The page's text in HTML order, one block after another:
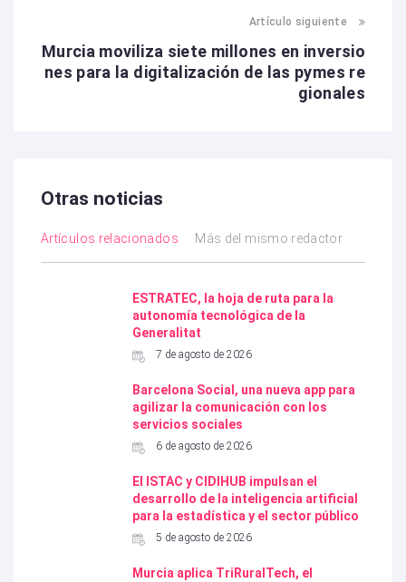
n
a
t
i
o
Artículo siguiente
Murcia moviliza siete millones en inversio
nes para la digitalización de las pymes re
gionales
Otras noticias
Artículos relacionados Más del mismo redactor
ESTRATEC, la hoja de ruta para la
autonomía tecnológica de la
Generalitat
7 de agosto de 2026
Barcelona Social, una nueva app para
agilizar la comunicación con los
servicios sociales
6 de agosto de 2026
El ISTAC y CIDIHUB impulsan el
desarrollo de la inteligencia artificial
para la estadística y el sector público
5 de agosto de 2026
Murcia aplica TriRuralTech, el